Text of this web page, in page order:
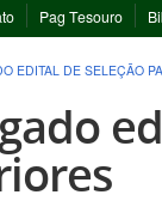
Pag Tesouro
EDITAL DE SELEÇÃO